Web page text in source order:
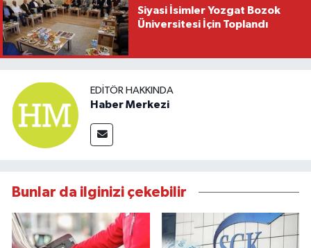
Siyasi İsimler Yozgat Bozok
Üniversitesi İçin Toplandı
EDITÖR HAKKINDA
Haber Merkezi
Bunlar da ilginizi çekebilir